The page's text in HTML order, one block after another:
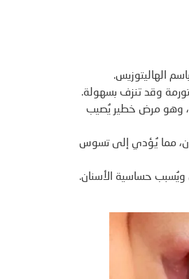
الهاليتوزيس.
وقد تنزف بسهولة.
وهو مرض خطير يُصيب
مما يُؤدي إلى تسوس
ويُسبب حساسية الأسنان.